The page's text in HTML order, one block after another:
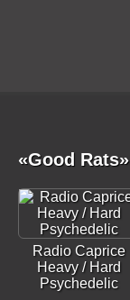
«Good Rats»
Radio Caprice
Heavy / Hard
Psychedelic